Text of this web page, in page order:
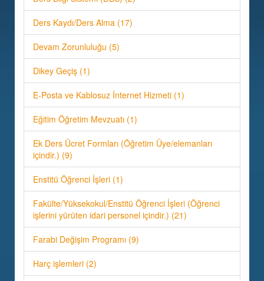
Ders Kaydı/Ders Alma (17)
Devam Zorunluluğu (5)
Dikey Geçiş (1)
E-Posta ve Kablosuz İnternet Hizmeti (1)
Eğitim Öğretim Mevzuatı (1)
Ek Ders Ücret Formları (Öğretim Üye/elemanları
içindir.) (9)
Enstitü Öğrenci İşleri (1)
Fakülte/Yüksekokul/Enstitü Öğrenci İşleri (Öğrenci
işlerini yürüten idari personel içindir.) (21)
Farabi Değişim Programı (9)
Harç işlemleri (2)